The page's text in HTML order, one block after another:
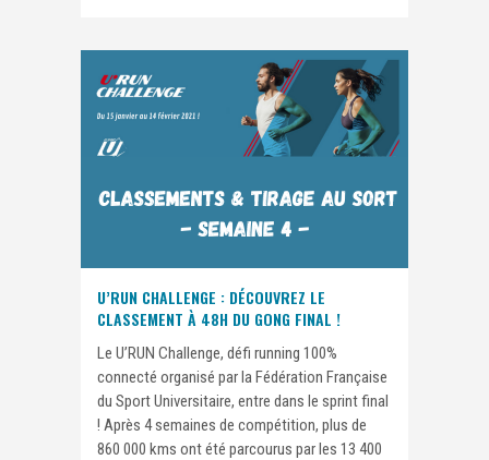
U’RUN CHALLENGE : DÉCOUVREZ LE
CLASSEMENT À 48H DU GONG FINAL !
Le U’RUN Challenge, défi running 100%
connecté organisé par la Fédération Française
du Sport Universitaire, entre dans le sprint final
! Après 4 semaines de compétition, plus de
860 000 kms ont été parcourus par les 13 400